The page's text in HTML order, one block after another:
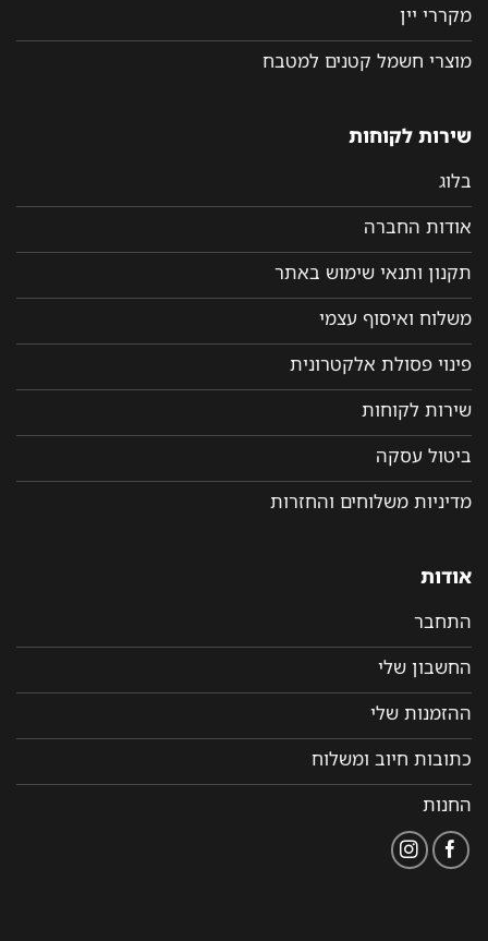
מקררי יין
מוצרי חשמל קטנים למטבח
שירות לקוחות
בלוג
אודות החברה
תקנון ותנאי שימוש באתר
משלוח ואיסוף עצמי
פינוי פסולת אלקטרונית
שירות לקוחות
ביטול עסקה
מדיניות משלוחים והחזרות
אודות
התחבר
החשבון שלי
ההזמנות שלי
כתובות חיוב ומשלוח
החנות